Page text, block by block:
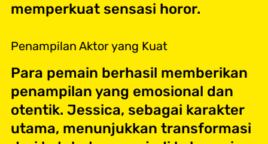
memperkuat sensasi horor.
Penampilan Aktor yang Kuat
Para pemain berhasil memberikan
penampilan yang emosional dan
otentik. Jessica, sebagai karakter
utama, menunjukkan transformasi